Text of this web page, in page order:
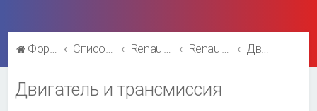
Форум Рено Список форумов Renault Fluence Renault Fluence Двигатель и трансмиссия
Двигатель и трансмиссия